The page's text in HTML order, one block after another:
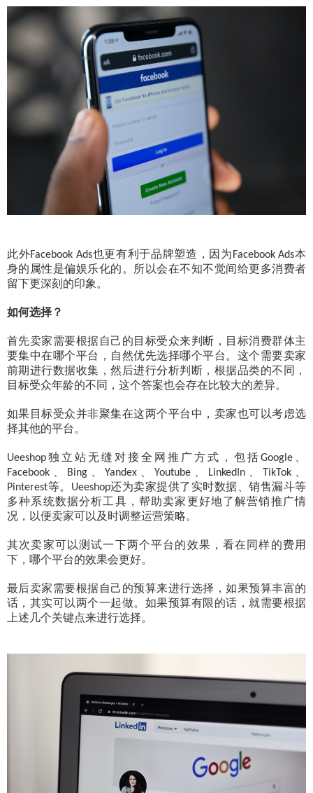
此外Facebook Ads也更有利于品牌塑造，因为 Facebook Ads本
身的属性是偏娱乐化的。所以会在不知不觉间给更多消费者
留下更深刻的印象。
如何选择？
首先卖家需要根据自己的目标受众来判断，目标消费群体主
要集中在哪个平台，自然优先选择哪个平台。这个需要卖家
前期进行数据收集，然后进行分析判断，根据品类的不同，
目标受众年龄的不同，这个答案也会存在比较大的差异。
如果目标受众并非聚集在这两个平台中，卖家也可以考虑选
择其他的平台。
Ueeshop独立站无缝对接全网推广方式，包括Google
Facebook Bing 、Yandex 、Youtube LinkedIn 、 TikTok
Pinterest等。 Ueeshop还为卖家提供了实时数据、销售漏斗等
多种系统数据分析工具，帮助卖家更好地了解营销推广情
况，以便卖家可以及时调整运营策略。
其次卖家可以测试一下两个平台的效果，看在同样的费用
下，哪个平台的效果会更好。
最后卖家需要根据自己的预算来进行选择，如果预算丰富的
话，其实可以两个一起做。如果预算有限的话，就需要根据
上述几个关键点来进行选择。